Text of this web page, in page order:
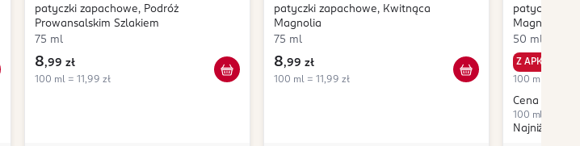
patyczki zapachowe, Podróż
Prowansalskim Szlakiem
75 ml
8,99 zł
100 ml = 11,99 zł
patyczki zapachowe, Kwitnąca
Magnolia
75 ml
8,99 zł
100 ml = 11,99 zł
patyczki
Magnolia
50 ml
Z APKĄ
100 ml = 16,98
Cena bez
100 ml = 21,98
Najniższa